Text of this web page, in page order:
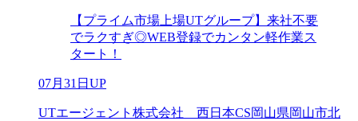
【プライム市場上場UTグループ】来社不要
でラクすぎ◎WEB登録でカンタン軽作業ス
タート！
07月31日UP
UTエージェント株式会社 西日本CS岡山県岡山市北